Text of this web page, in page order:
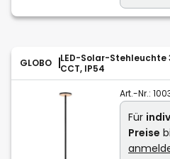
GLOBO
LED-Solar-Stehleuchte
CCT, IP54
Art.-Nr.:
Für
Preise